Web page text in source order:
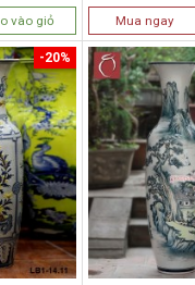
vào giỏ Mua ngay
-20%